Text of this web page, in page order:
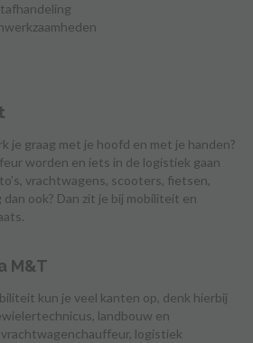
je graag met je hoofd en met je handen?
worden en iets in de logistiek gaan
vrachtwagens, scooters, fietsen,
ook? Dan zit je bij mobiliteit en
M&T
kun je veel kanten op, denk hierbij
landbouw en
logistiek